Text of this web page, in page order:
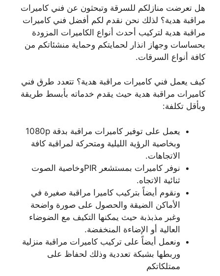
هل تعرضت منازلكم للسرقة وتبحثون عن فني كاميرات
مراقبة هدية؟ لذلك نحن نقدم لكم أفضل فني كاميرات
مراقبة هدية لتركيب أحدث أنواع الكاميرات المزودة
بحساسات وجهاز انذار لحمايتكم وحماية منشئاتكم من
كافة أنواع السرقات.
كيف يعمل فني كاميرات مراقبة هدية؟ تتعدد طرق فني
كاميرات مراقبة هدية حيث يقدم خدماته بأبسط طريقة
وبأقل تكلفة:
يعمل على توفير كاميرات مراقبة بدقة 1080p
وبخاصية الرؤية الليلية ومتحركة لمراقبة كافة
الاتجاهات.
نوفر كاميرات بمستشعر PIRوخاصية الصوت
ثنائية الاتجاه.
ونقوم أيضاً بتركيب كاميرا مراقبة صغيرة في
الأماكن الضيقة والحصول على صورة واضحة
وغبر مذبذبة حيث يمكنها التكيف مع الضوضاء
العالية أو الإضاءة المنخفضة.
ونعمل أيضاً على تركيب كاميرات مراقبة منزلية
وربطها بشبكة تعددية وذلك لحفاظ على
ممتلكاتكم